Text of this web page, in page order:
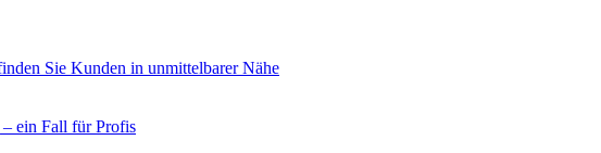
Sie Kunden in unmittelbarer Nähe
ein Fall für Profis